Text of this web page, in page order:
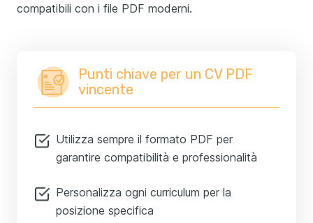
compatibili con i file PDF moderni.
Punti chiave per un CV PDF
vincente
Utilizza sempre il formato PDF per
garantire compatibilità e professionalità
Personalizza ogni curriculum per la
posizione specifica